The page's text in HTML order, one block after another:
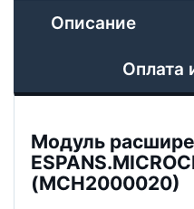
Описание
Оплата
Модуль
(MCH2000020)